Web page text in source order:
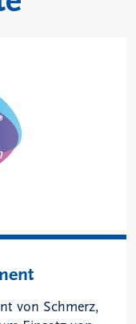
von Schmerz,